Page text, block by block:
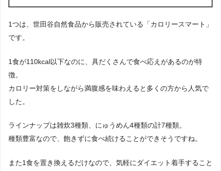
1つは、世田谷自然食品から販売されている
「カロリースマート」
です。
1食が110kcal以下なのに、具だくさんで食べ応えがあるのが特
徴。
カロリー対策をしながら満腹感を味わえると多くの方から人気で
した。
ラインナップは雑炊3種類、にゅうめん4種類の計7種類。
種類豊富なので、飽きずに食べ続けることができそうですね。
また1食を置き換えるだけなので、気軽にダイエット着手すること